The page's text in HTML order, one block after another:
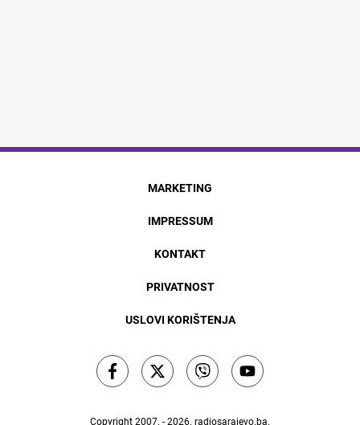
MARKETING
IMPRESSUM
KONTAKT
PRIVATNOST
USLOVI KORIŠTENJA
Copyright 2007. - 2026. radiosarajevo.ba.